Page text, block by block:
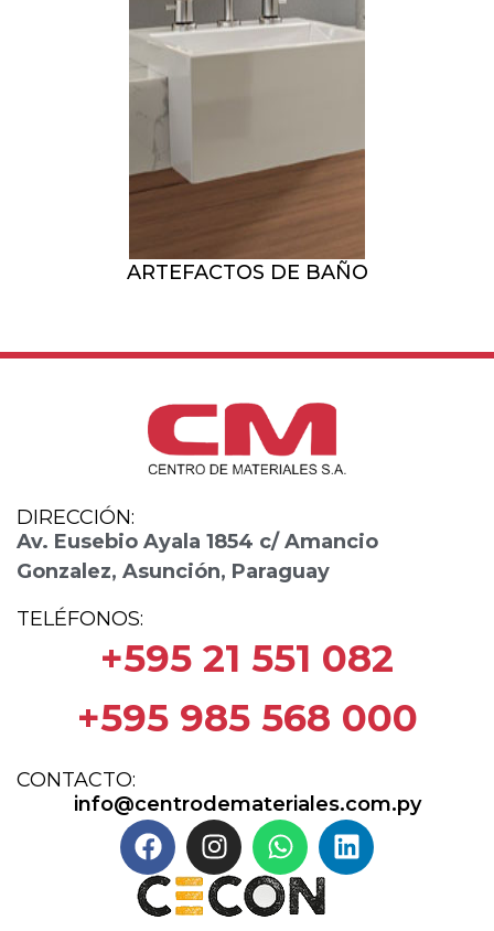
ARTEFACTOS DE BAÑO
DIRECCIÓN:
Av. Eusebio Ayala 1854 c/ Amancio
Gonzalez, Asunción, Paraguay
TELÉFONOS:
+595 21 551 082
+595 985 568 000
CONTACTO:
info@centrodemateriales.com.py